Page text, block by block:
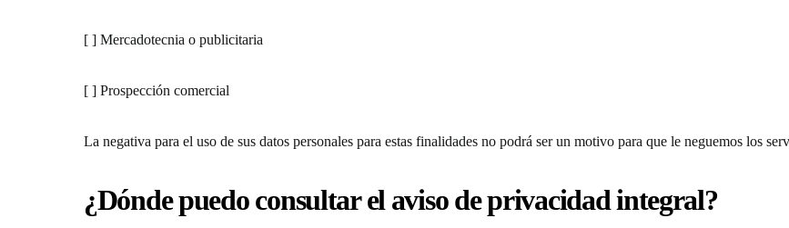
[ ] Mercadotecnia o publicitaria
[ ] Prospección comercial
La negativa para el uso de sus datos personales para estas finalidades no podrá ser un motivo para que le neguemos los
¿Dónde puedo consultar el aviso de privacidad integral?